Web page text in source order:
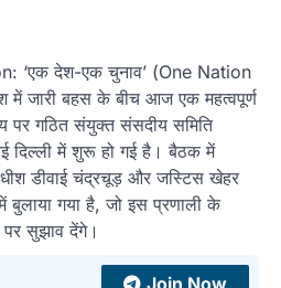
‘एक देश-एक चुनाव’ (One Nation
जारी बहस के बीच आज एक महत्वपूर्ण
पर गठित संयुक्त संसदीय समिति
में शुरू हो गई है। बैठक में
डीवाई चंद्रचूड़ और जस्टिस खेहर
गया है, जो इस प्रणाली के
सुझाव देंगे।